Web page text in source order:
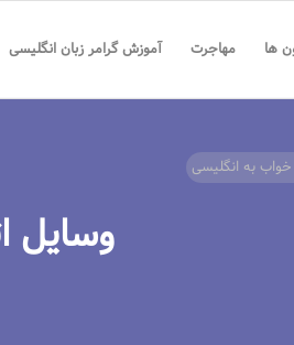
ها مهاجرت آموزش گرامر زبان انگلیسی
خواب به انگلیسی
وسایل